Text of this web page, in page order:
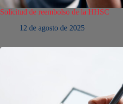
Solicitud de reembolso de la HHSC
12 de agosto de 2025